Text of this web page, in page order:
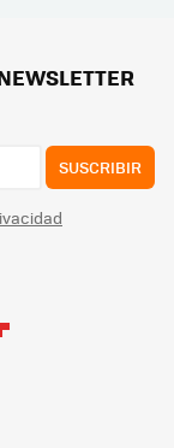
SUSCRIBIR